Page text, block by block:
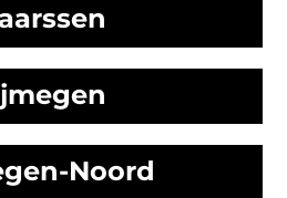
Noord